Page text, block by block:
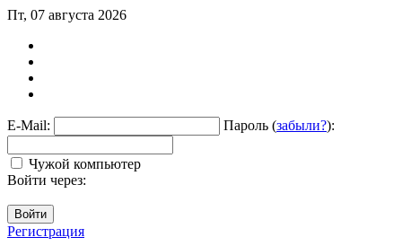
Пт, 07 августа 2026
E-Mail: Пароль (забыли?):
Чужой компьютер
Войти через:
Войти
Регистрация